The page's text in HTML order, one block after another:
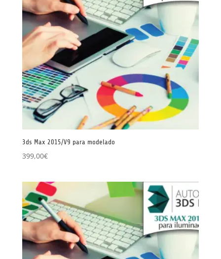
3ds Max 2015/V9 para modelado
399,00€